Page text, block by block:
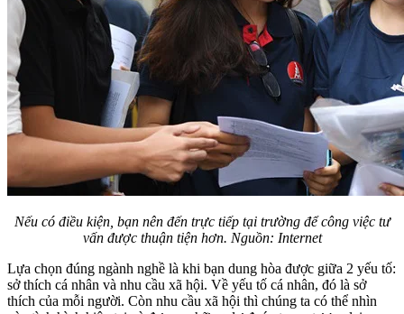
Nếu có điều kiện, bạn nên đến trực tiếp tại trường để công việc tư
vấn được thuận tiện hơn. Nguồn: Internet
Lựa chọn đúng ngành nghề là khi bạn dung hòa được giữa 2 yếu tố:
sở thích cá nhân và nhu cầu xã hội. Về yếu tố cá nhân, đó là sở
thích của mỗi người. Còn nhu cầu xã hội thì chúng ta có thể nhìn